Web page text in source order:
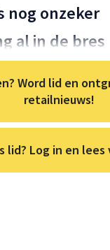
nog onzeker
al in de bres
Word lid en
retailnieuws!
lid? Log in en lees